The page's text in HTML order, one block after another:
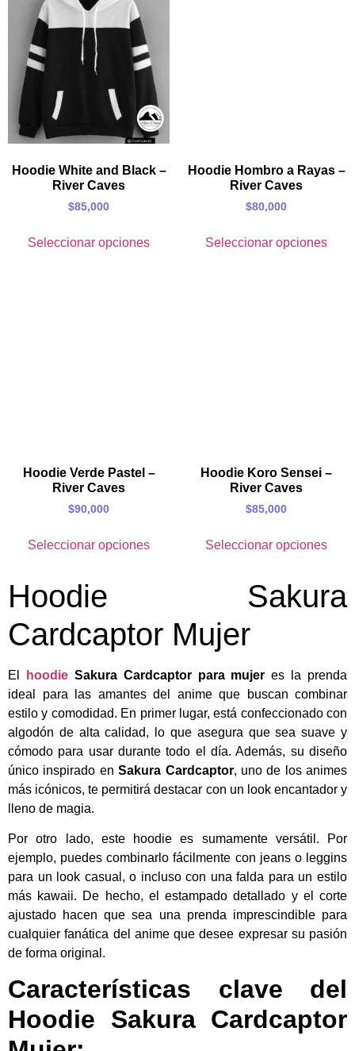
Hoodie White and Black –
River Caves
$85,000
Seleccionar opciones
Hoodie Hombro a Rayas –
River Caves
$80,000
Seleccionar opciones
Hoodie Verde Pastel –
River Caves
$90,000
Seleccionar opciones
Hoodie Koro Sensei –
River Caves
$85,000
Seleccionar opciones
Hoodie Sakura
Cardcaptor Mujer
El hoodieSakura Cardcaptor para mujer es la prenda
ideal para las amantes del anime que buscan combinar
estilo y comodidad. En primer lugar, está confeccionado con
algodón de alta calidad, lo que asegura que sea suave y
cómodo para usar durante todo el día. Además, su diseño
único inspirado enSakura Cardcaptor, uno de los animes
más icónicos, te permitirá destacar con un look encantador y
lleno de magia.
Por otro lado, este hoodie es sumamente versátil. Por
ejemplo, puedes combinarlo fácilmente con jeans o leggins
para un look casual, o incluso con una falda para un estilo
más kawaii. De hecho, el estampado detallado y el corte
ajustado hacen que sea una prenda imprescindible para
cualquier fanática del anime que desee expresar su pasión
de forma original.
Características clave del
Hoodie Sakura Cardcaptor